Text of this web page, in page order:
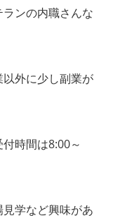
ンの内職さんな
以外に少し副業が
時間は8:00～
学など興味があ